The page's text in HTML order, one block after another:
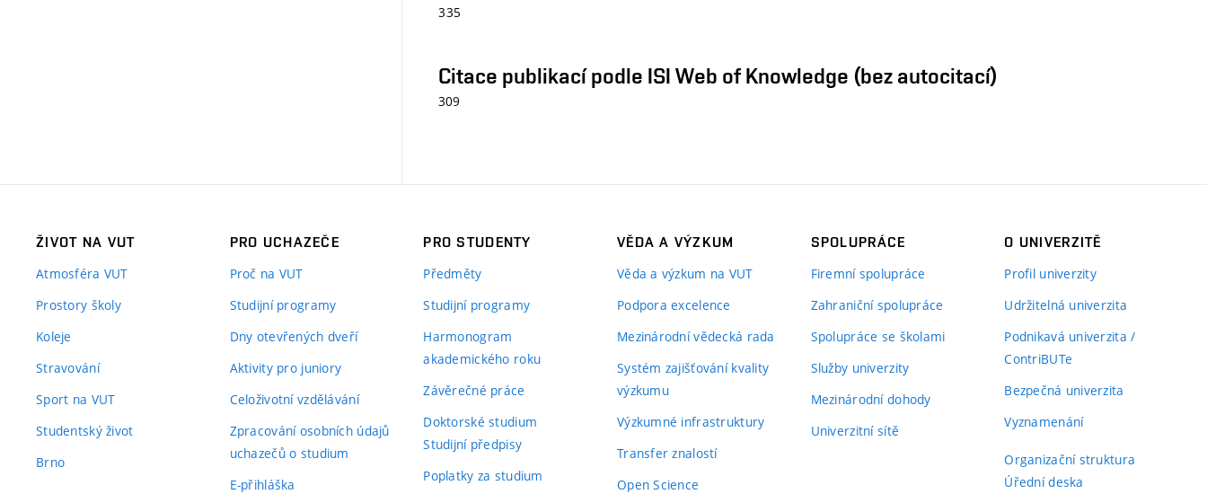
335
Citace publikací podle ISI Web of Knowledge (bez autocitací)
309
ŽIVOT NA VUT
Atmosféra VUT
Prostory školy
Koleje
Stravování
Sport na VUT
Studentský život
Brno
PRO UCHAZEČE
Proč na VUT
Studijní programy
Dny otevřených dveří
Aktivity pro juniory
Celoživotní vzdělávání
Zpracování osobních údajů
uchazečů o studium
E-přihláška
PRO STUDENTY
Předměty
Studijní programy
Harmonogram
akademického roku
Závěrečné práce
Doktorské studium
Studijní předpisy
Poplatky za studium
VĚDA A VÝZKUM
Věda a výzkum na VUT
Podpora excelence
Mezinárodní vědecká rada
Systém zajišťování kvality
výzkumu
Výzkumné infrastruktury
Transfer znalostí
Open Science
SPOLUPRÁCE
Firemní spolupráce
Zahraniční spolupráce
Spolupráce se školami
Služby univerzity
Mezinárodní dohody
Univerzitní sítě
O UNIVERZITĚ
Profil univerzity
Udržitelná univerzita
Podnikavá univerzita /
ContriBUTe
Bezpečná univerzita
Vyznamenání
Organizační struktura
Úřední deska